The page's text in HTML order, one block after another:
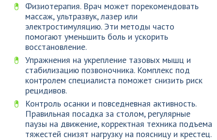
Физиотерапия. Врач может порекомендовать
массаж, ультразвук, лазер или
электростимуляцию. Эти методы часто
помогают уменьшить боль и ускорить
восстановление.
Упражнения на укрепление тазовых мышц и
стабилизацию позвоночника. Комплекс под
контролем специалиста поможет снизить риск
рецидивов.
Контроль осанки и повседневная активность.
Правильная посадка за столом, регулярные
паузы на движение, корректная техника подъема
тяжестей снизят нагрузку на поясницу и крестец.